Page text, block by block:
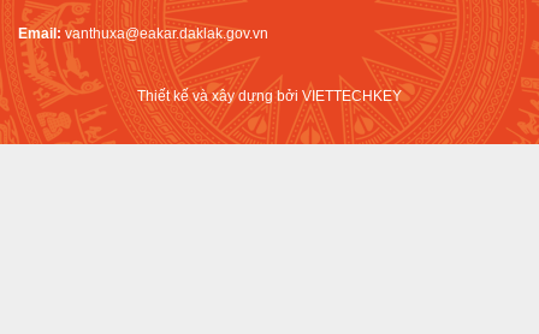
Email: vanthuxa@eakar.daklak.gov.vn
Thiết kế và xây dựng bởi VIETTECHKEY